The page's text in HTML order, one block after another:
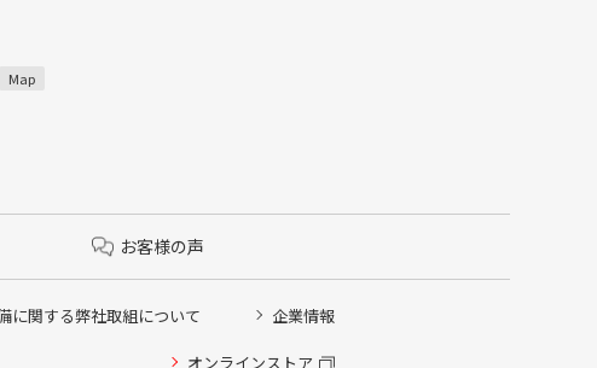
Map
お客様の声
に関する弊社取組について 企業情報
オンラインストア